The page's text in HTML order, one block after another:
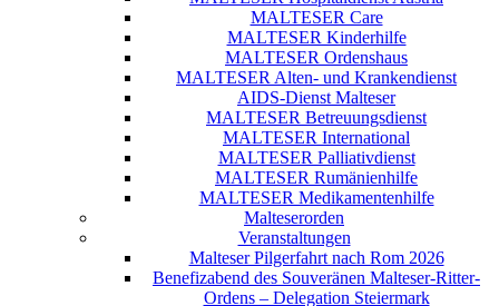
MALTESER Care
MALTESER Kinderhilfe
MALTESER Ordenshaus
MALTESER Alten- und Krankendienst
AIDS-Dienst Malteser
MALTESER Betreuungsdienst
MALTESER International
MALTESER Palliativdienst
MALTESER Rumänienhilfe
MALTESER Medikamentenhilfe
Malteserorden
Veranstaltungen
Malteser Pilgerfahrt nach Rom 2026
Benefizabend des Souveränen Malteser-Ritter-
Ordens – Delegation Steiermark